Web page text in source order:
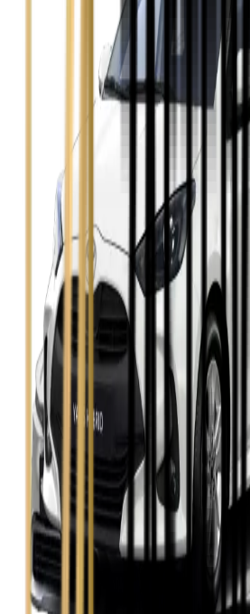
Opel Insignia
Seat Leon
Skoda Fabia
Zobacz
Skoda Kamiq
Zobacz
Skoda Octavia
Zobacz
Toyota Avensis
Zobacz
Toyota Camry
Zobacz